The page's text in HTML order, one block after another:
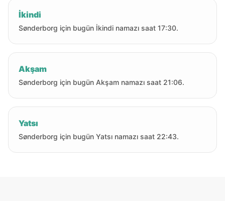
İkindi
Sønderborg için bugün İkindi namazı saat 17:30.
Akşam
Sønderborg için bugün Akşam namazı saat 21:06.
Yatsı
Sønderborg için bugün Yatsı namazı saat 22:43.